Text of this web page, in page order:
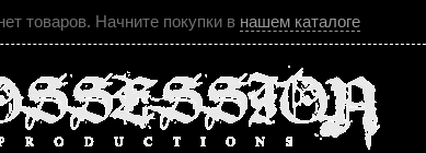
товаров. Начните покупки в нашем каталоге